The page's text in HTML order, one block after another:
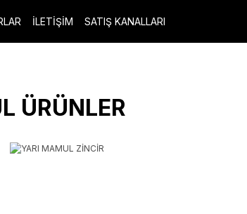
İLETİŞİM SATIŞ KANALLARI
ÜRÜNLER